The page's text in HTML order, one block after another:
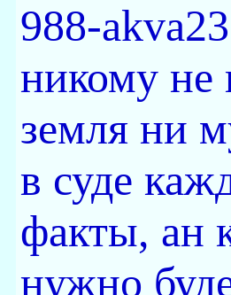
988-
никому не
земля ни
в суде
факты, ан
нужно